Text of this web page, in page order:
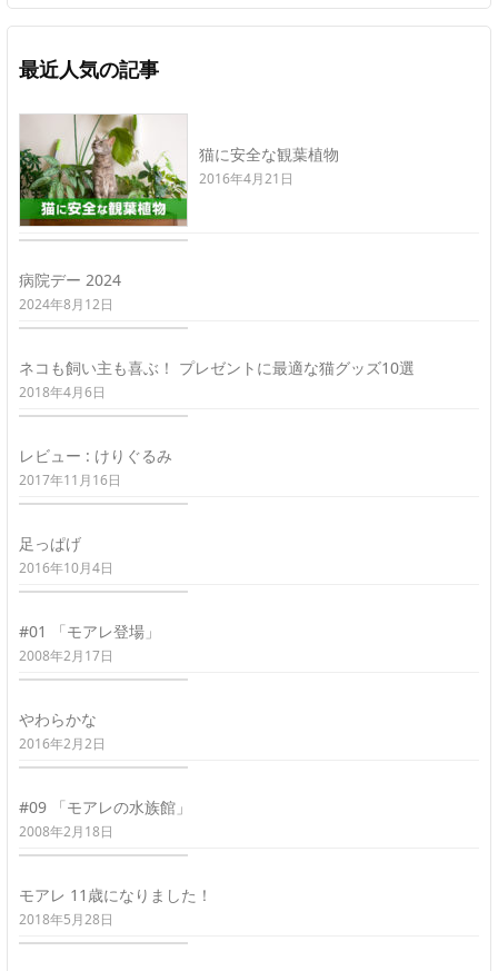
最近人気の記事
猫に安全な観葉植物
2016年4月21日
病院デー 2024
2024年8月12日
ネコも飼い主も喜ぶ！ プレゼントに最適な猫グッズ10選
2018年4月6日
レビュー : けりぐるみ
2017年11月16日
足っぱげ
2016年10月4日
#01 「モアレ登場」
2008年2月17日
やわらかな
2016年2月2日
#09 「モアレの水族館」
2008年2月18日
モアレ 11歳になりました！
2018年5月28日